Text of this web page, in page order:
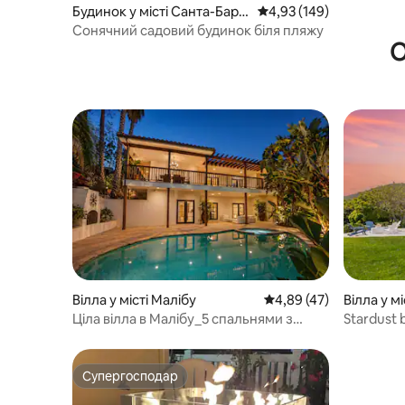
Будинок у місті Санта-Барб
ара
Середня оцінка: 4,93 з
4,93 (149)
Сонячний садовий будинок біля пляжу
Вілла у місті Малібу Середня оцінка: 4,89 з
4,89 (47)
Ціла вілла в Малібу_5 спальнями з
Вілла у
Stardust
Супергосподар
Супергосподар